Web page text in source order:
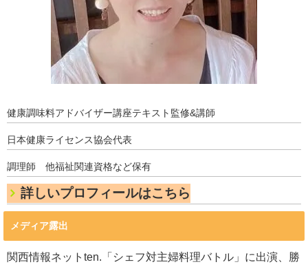
健康調味料アドバイザー講座テキスト監修&講師
日本健康ライセンス協会代表
調理師 他福祉関連資格など保有
詳しいプロフィールはこちら
メディア露出
関西情報ネットten.「シェフ対主婦料理バトル」に出演、勝